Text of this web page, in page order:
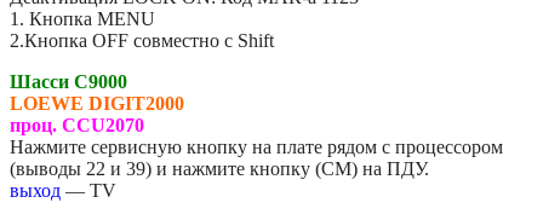
1. Кнопка MENU
2.Кнопка OFF совместно с Shift
Шасси C9000
LOEWE DIGIT2000
проц. CCU2070
Нажмите сервисную кнопку на плате рядом с процессором
(выводы 22 и 39) и нажмите кнопку (СМ) на ПДУ.
выход — TV